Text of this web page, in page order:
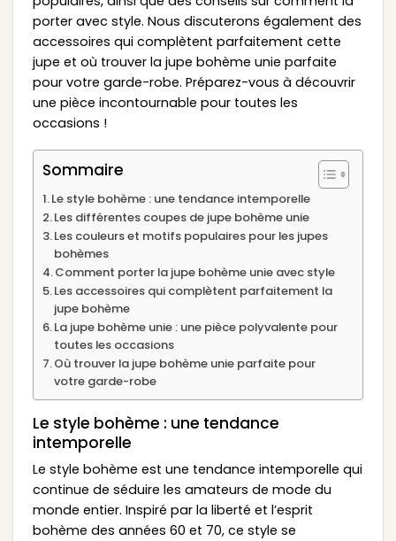
porter avec style. Nous discuterons également des
accessoires qui complètent parfaitement cette
jupe et où trouver la jupe bohème unie parfaite
pour votre garde-robe. Préparez-vous à découvrir
une pièce incontournable pour toutes les
occasions !
Sommaire
Le style bohème : une tendance intemporelle
Les différentes coupes de jupe bohème unie
Les couleurs et motifs populaires pour les jupes
bohèmes
Comment porter la jupe bohème unie avec style
Les accessoires qui complètent parfaitement la
jupe bohème
La jupe bohème unie : une pièce polyvalente pour
toutes les occasions
Où trouver la jupe bohème unie parfaite pour
votre garde-robe
Le style bohème : une tendance
intemporelle
Le style bohème est une tendance intemporelle qui
continue de séduire les amateurs de mode du
monde entier. Inspiré par la liberté et l’esprit
bohème des années 60 et 70, ce style se